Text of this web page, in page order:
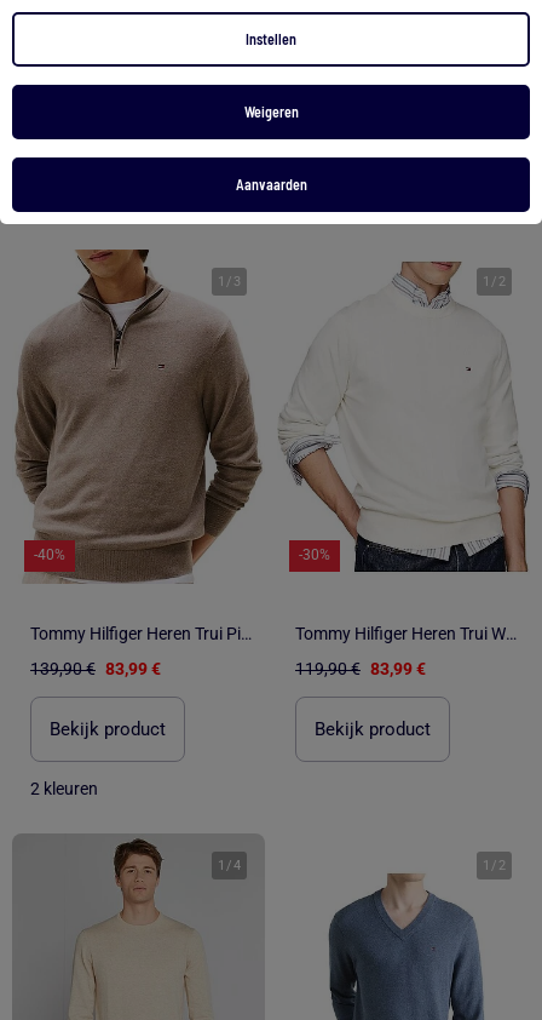
Instellen
Weigeren
Aanvaarden
Tommy Hilfiger Heren Trui Bordeauxrood Pima Katoen MW0MW28047
119,90 € 83,99 €
Bekijk product
119,90 € 83,99 €
Bekijk product
1 / 3
-40%
Tommy Hilfiger Heren Trui Pima Katoen Bruin
139,90 € 83,99 €
Bekijk product
2 kleuren
1 / 2
-30%
Tommy Hilfiger Heren Trui Wit Pima Katoen
119,90 € 83,99 €
Bekijk product
1 /4 1 / 2